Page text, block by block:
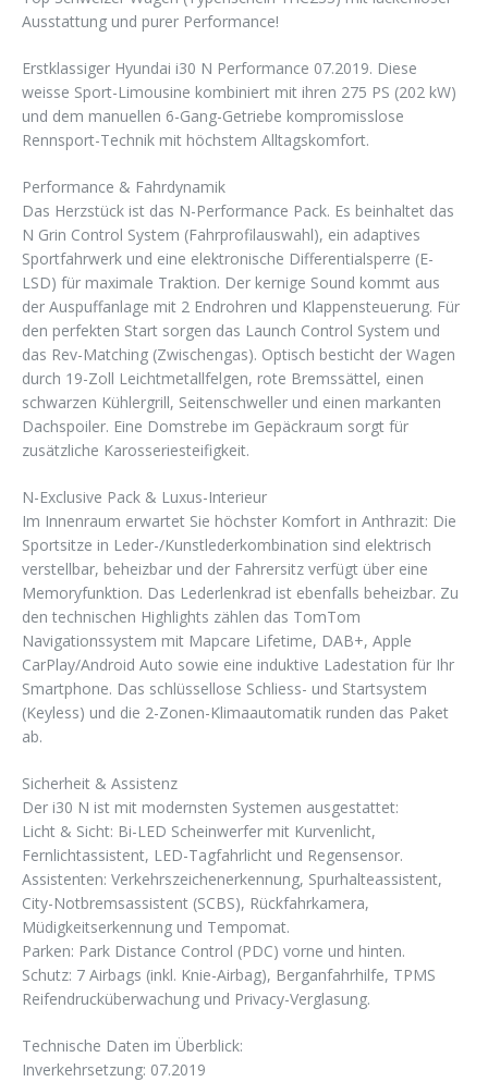
Ausstattung und purer Performance!
Erstklassiger Hyundai i30 N Performance 07.2019. Diese
weisse Sport-Limousine kombiniert mit ihren 275 PS (202 kW)
und dem manuellen 6-Gang-Getriebe kompromisslose
Rennsport-Technik mit höchstem Alltagskomfort.
Performance & Fahrdynamik
Das Herzstück ist das N-Performance Pack. Es beinhaltet das
N Grin Control System (Fahrprofilauswahl), ein adaptives
Sportfahrwerk und eine elektronische Differentialsperre (E-
LSD) für maximale Traktion. Der kernige Sound kommt aus
der Auspuffanlage mit 2 Endrohren und Klappensteuerung. Für
den perfekten Start sorgen das Launch Control System und
das Rev-Matching (Zwischengas). Optisch besticht der Wagen
durch 19-Zoll Leichtmetallfelgen, rote Bremssättel, einen
schwarzen Kühlergrill, Seitenschweller und einen markanten
Dachspoiler. Eine Domstrebe im Gepäckraum sorgt für
zusätzliche Karosseriesteifigkeit.
N-Exclusive Pack & Luxus-Interieur
Im Innenraum erwartet Sie höchster Komfort in Anthrazit: Die
Sportsitze in Leder-/Kunstlederkombination sind elektrisch
verstellbar, beheizbar und der Fahrersitz verfügt über eine
Memoryfunktion. Das Lederlenkrad ist ebenfalls beheizbar. Zu
den technischen Highlights zählen das TomTom
Navigationssystem mit Mapcare Lifetime, DAB+, Apple
CarPlay/Android Auto sowie eine induktive Ladestation für Ihr
Smartphone. Das schlüssellose Schliess- und Startsystem
(Keyless) und die 2-Zonen-Klimaautomatik runden das Paket
ab.
Sicherheit & Assistenz
Der i30 N ist mit modernsten Systemen ausgestattet:
Licht & Sicht: Bi-LED Scheinwerfer mit Kurvenlicht,
Fernlichtassistent, LED-Tagfahrlicht und Regensensor.
Assistenten: Verkehrszeichenerkennung, Spurhalteassistent,
City-Notbremsassistent (SCBS), Rückfahrkamera,
Müdigkeitserkennung und Tempomat.
Parken: Park Distance Control (PDC) vorne und hinten.
Schutz: 7 Airbags (inkl. Knie-Airbag), Berganfahrhilfe, TPMS
Reifendrucküberwachung und Privacy-Verglasung.
Technische Daten im Überblick:
Inverkehrsetzung: 07.2019